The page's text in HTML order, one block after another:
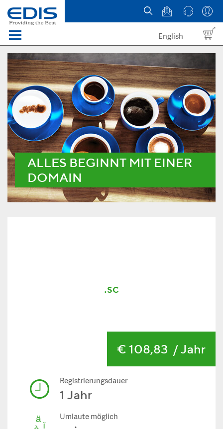
Menü
Domains
Webhosting Österreich
News
über EDIS
English
ALLES BEGINNT MIT EINER
DOMAIN
.sc
€ 108,83 / Jahr
Registrierungsdauer
1 Jahr
Umlaute möglich